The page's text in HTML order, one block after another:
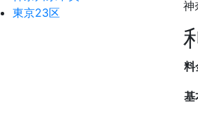
東京23区
神
料
基